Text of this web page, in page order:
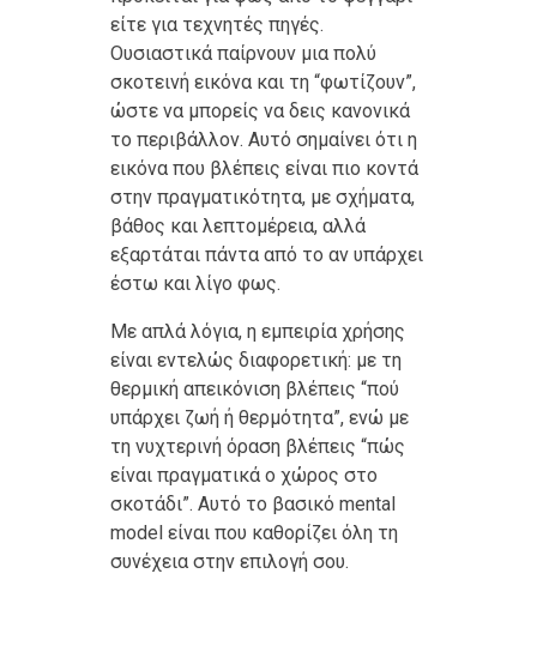
είτε για τεχνητές πηγές.
Ουσιαστικά παίρνουν μια πολύ
σκοτεινή εικόνα και τη “φωτίζουν”,
ώστε να μπορείς να δεις κανονικά
το περιβάλλον. Αυτό σημαίνει ότι η
εικόνα που βλέπεις είναι πιο κοντά
στην πραγματικότητα, με σχήματα,
βάθος και λεπτομέρεια, αλλά
εξαρτάται πάντα από το αν υπάρχει
έστω και λίγο φως.
Με απλά λόγια, η εμπειρία χρήσης
είναι εντελώς διαφορετική: με τη
θερμική απεικόνιση βλέπεις “πού
υπάρχει ζωή ή θερμότητα”, ενώ με
τη νυχτερινή όραση βλέπεις “πώς
είναι πραγματικά ο χώρος στο
σκοτάδι”. Αυτό το βασικό mental
model είναι που καθορίζει όλη τη
συνέχεια στην επιλογή σου.